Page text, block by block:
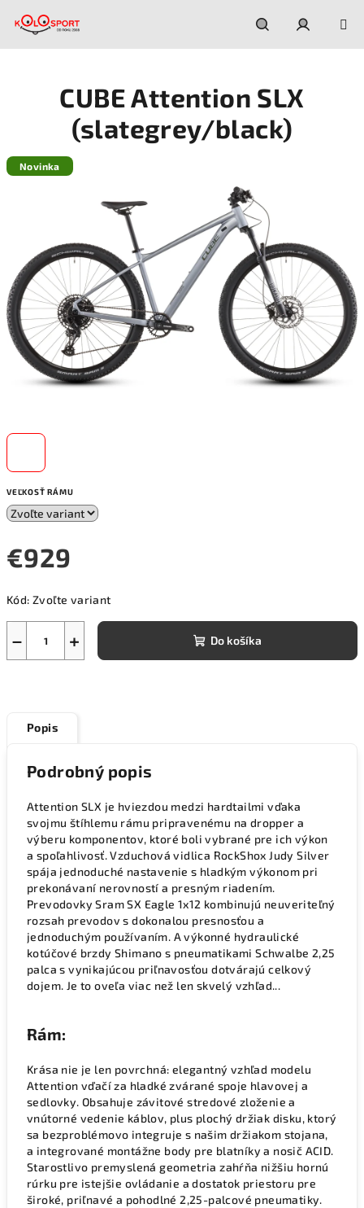
Hľadať
VEĽKOSŤ RÁMU
€929
cena:
Kód: Zvoľte variant
+
− Do košíka
CUBE Attention SLX
(slategrey/black)
Novinka
Popis
Podrobný popis
Attention SLX je hviezdou medzi hardtailmi vďaka
svojmu štíhlemu rámu pripravenému na dropper a
výberu komponentov, ktoré boli vybrané pre ich výkon
a spoľahlivosť. Vzduchová vidlica RockShox Judy Silver
spája jednoduché nastavenie s hladkým výkonom pri
prekonávaní nerovností a presným riadením.
Prevodovky Sram SX Eagle 1x12 kombinujú neuveriteľný
rozsah prevodov s dokonalou presnosťou a
jednoduchým používaním. A výkonné hydraulické
kotúčové brzdy Shimano s pneumatikami Schwalbe 2,25
palca s vynikajúcou priľnavosťou dotvárajú celkový
dojem. Je to oveľa viac než len skvelý vzhľad...
Rám:
Krása nie je len povrchná: elegantný vzhľad modelu
Attention vďačí za hladké zvárané spoje hlavovej a
sedlovky. Obsahuje závitové stredové zloženie a
vnútorné vedenie káblov, plus plochý držiak disku, ktorý
sa bezproblémovo integruje s našim držiakom stojana,
a integrované montážne body pre blatníky a nosič ACID.
Starostlivo premyslená geometria zahŕňa nižšiu hornú
rúrku pre istejšie ovládanie a dostatok priestoru pre
široké, priľnavé a pohodlné 2,25-palcové pneumatiky.